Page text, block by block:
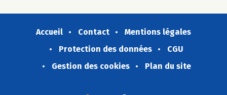
Accueil Contact
Mentions légales
Protection des données
CGU
Gestion des cookies
Plan du site